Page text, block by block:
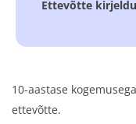
Ettevõtte
10-aastase
ettevõtte.